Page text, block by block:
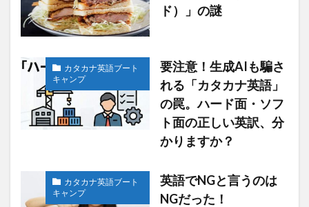
ド）」の謎
カタカナ英語ブート
キャンプ
要注意！生成AIも騙さ
れる「カタカナ英語」
の罠。ハード面・ソフ
ト面の正しい英訳、分
かりますか？
カタカナ英語ブート
キャンプ
英語でNGと言うのは
NGだった！